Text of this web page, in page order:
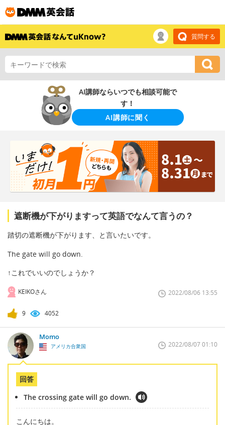
質問する
AI講師ならいつでも相談可能で
す！
AI講師に聞く
遮断機が下がりますって英語でなんて言うの？
踏切の遮断機が下がります、と言いたいです。
The gate will go down.
↑これでいいのでしょうか？
KEIKOさん 2022/08/06 13:55
9 4052
Momo
アメリカ合衆国 2022/08/07 01:10
回答
The crossing gate will go down.
こんにちは。